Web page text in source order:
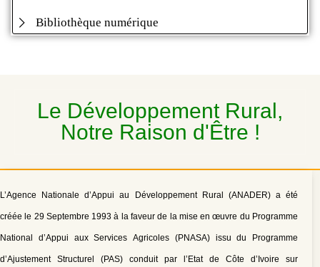
Bibliothèque numérique
Le Développement Rural,
Notre Raison d'Être !
L’Agence Nationale d’Appui au Développement Rural (ANADER) a été
créée le 29 Septembre 1993 à la faveur de la mise en œuvre du Programme
National d’Appui aux Services Agricoles (PNASA) issu du Programme
d’Ajustement Structurel (PAS) conduit par l’Etat de Côte d’Ivoire sur